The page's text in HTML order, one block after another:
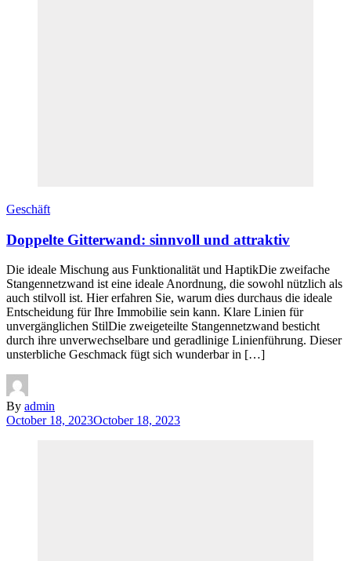
Geschäft
Doppelte Gitterwand: sinnvoll und attraktiv
Die ideale Mischung aus Funktionalität und HaptikDie zweifache
Stangennetzwand ist eine ideale Anordnung, die sowohl nützlich als
auch stilvoll ist. Hier erfahren Sie, warum dies durchaus die ideale
Entscheidung für Ihre Immobilie sein kann. Klare Linien für
unvergänglichen StilDie zweigeteilte Stangennetzwand besticht
durch ihre unverwechselbare und geradlinige Linienführung. Dieser
unsterbliche Geschmack fügt sich wunderbar in […]
By admin
October 18, 2023October 18, 2023